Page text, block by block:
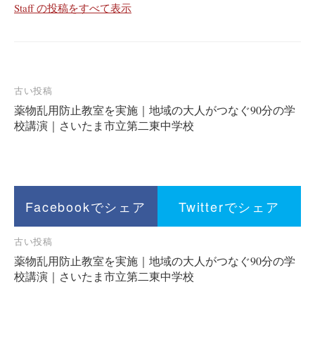
Staff の投稿をすべて表示
投
稿
ナ
ー
ョ
ン
古い投稿
薬物乱用防止教室を実施｜地域の大人がつなぐ90分の学
校講演｜さいたま市立第二東中学校
Facebookでシェア Twitterでシェア
投
稿
ナ
古い投稿
薬物乱用防止教室を実施｜地域の大人がつなぐ90分の学
校講演｜さいたま市立第二東中学校